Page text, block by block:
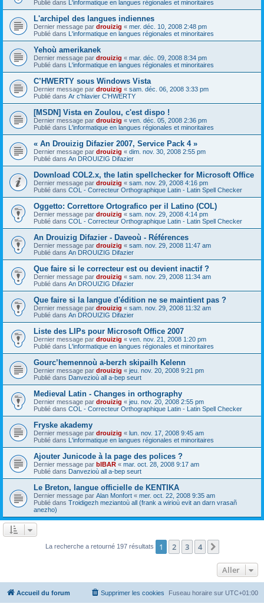
Publié dans L'informatique en langues régionales et minoritaires
L'archipel des langues indiennes
Dernier message par drouizig « mer. déc. 10, 2008 2:48 pm
Publié dans L'informatique en langues régionales et minoritaires
Yehoù amerikanek
Dernier message par drouizig « mar. déc. 09, 2008 8:34 pm
Publié dans L'informatique en langues régionales et minoritaires
C’HWERTY sous Windows Vista
Dernier message par drouizig « sam. déc. 06, 2008 3:33 pm
Publié dans Ar c'hlavier C'HWERTY
[MSDN] Vista en Zoulou, c'est dispo !
Dernier message par drouizig « ven. déc. 05, 2008 2:36 pm
Publié dans L'informatique en langues régionales et minoritaires
« An Drouizig Difazier 2007, Service Pack 4 »
Dernier message par drouizig « dim. nov. 30, 2008 2:55 pm
Publié dans An DROUIZIG Difazier
Download COL2.x, the latin spellchecker for Microsoft Office
Dernier message par drouizig « sam. nov. 29, 2008 4:16 pm
Publié dans COL - Correcteur Orthographique Latin - Latin Spell Checker
Oggetto: Correttore Ortografico per il Latino (COL)
Dernier message par drouizig « sam. nov. 29, 2008 4:14 pm
Publié dans COL - Correcteur Orthographique Latin - Latin Spell Checker
An Drouizig Difazier - Daveoù - Références
Dernier message par drouizig « sam. nov. 29, 2008 11:47 am
Publié dans An DROUIZIG Difazier
Que faire si le correcteur est ou devient inactif ?
Dernier message par drouizig « sam. nov. 29, 2008 11:34 am
Publié dans An DROUIZIG Difazier
Que faire si la langue d'édition ne se maintient pas ?
Dernier message par drouizig « sam. nov. 29, 2008 11:32 am
Publié dans An DROUIZIG Difazier
Liste des LIPs pour Microsoft Office 2007
Dernier message par drouizig « ven. nov. 21, 2008 1:20 pm
Publié dans L'informatique en langues régionales et minoritaires
Gourc’hemennoù a-berzh skipailh Kelenn
Dernier message par drouizig « jeu. nov. 20, 2008 9:21 pm
Publié dans Danvezioù all a-bep seurt
Medieval Latin - Changes in orthography
Dernier message par drouizig « jeu. nov. 20, 2008 2:55 pm
Publié dans COL - Correcteur Orthographique Latin - Latin Spell Checker
Fryske akademy
Dernier message par drouizig « lun. nov. 17, 2008 9:45 am
Publié dans L'informatique en langues régionales et minoritaires
Ajouter Junicode à la page des polices ?
Dernier message par bIBAR « mar. oct. 28, 2008 9:17 am
Publié dans Danvezioù all a-bep seurt
Le Breton, langue officielle de KENTIKA
Dernier message par Alan Monfort « mer. oct. 22, 2008 9:35 am
Publié dans Troidigezh meziantoù all (frank a wirioù evit an darn vrasañ
anezho)
La recherche a retourné 197 résultats 1 2 3 4
Aller
Accueil du forum Fuseau horaire sur UTC+01:00
Supprimer les cookies